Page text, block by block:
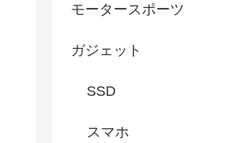
モータースポーツ
ガジェット
SSD
スマホ